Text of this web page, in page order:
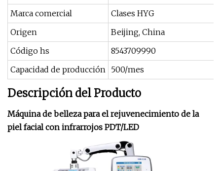
Marca comercial
Clases HYG
Origen
Beijing, China
Código hs
8543709990
Capacidad de producción 500/mes
Descripción del Producto
Máquina de belleza para el rejuvenecimiento de la
piel facial con infrarrojos PDT/LED